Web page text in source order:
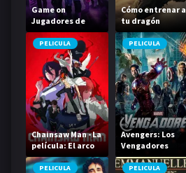
Game on
Jugadores de
élite
Cómo entrenar a
tu dragón
PELICULA
Chainsaw Man - La
película: El arco
de Reze
PELICULA
Avengers: Los
Vengadores
PELICULA PELICULA